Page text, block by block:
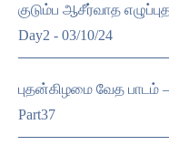
குடும்ப ஆசீர்வாத
Day2 - 03/10/24
புதன்கிழமை வேத பாடம்
Part37